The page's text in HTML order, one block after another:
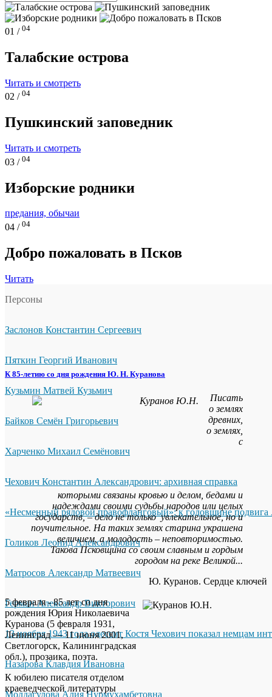
01 / 04
Талабские острова
Читать и смотреть
02 / 04
Пушкинский заповедник
Читать и смотреть
03 / 04
Изборские родники
предания, обычаи
04 / 04
Добро пожаловать в Псков
Читать
Персоны
Заслонов Константин Сергеевич
Пяткин Георгий Иванович
Кузьмин Матвей Кузьмич
Байков Семён Григорьевич
Харченко Михаил Семёнович
Чехович Константин Александрович: архивная справка
«Несменный рядовой правофланговый»: к годовщине подвига
Голиков Леонид Александрович
Матросов Александр Матвеевич
Герман Александр Викторович
13 ноября 1943 года одессит Костя Чехович показал немцам
Назарова Клавдия Ивановна
Молдагулова Алия Нурмухамбетовна
К 85-летию со дня рождения Ю. Н. Куранова
Писать
о землях
древних,
о землях,
с
которыми связаны кровью и делом, бедами и
надеждами своими судьбы народов или целых
государств, – дело не только увлекательное, но и
поучительное. На таких землях старина украшена
величием, а молодость – неповторимостью.
Такова Псковщина со своим славным и гордым
городом на реке Великой...
Ю. Куранов. Сердце ключей
5 февраля - 85 лет со дня
рождения Юрия Николаевича
Куранова (5 февраля 1931,
Ленинград — 11 июня 2001,
Светлогорск, Калининградская
обл.), прозаика, поэта.
К юбилею писателя отделом
краеведческой литературы